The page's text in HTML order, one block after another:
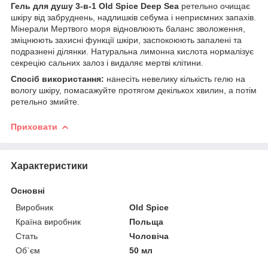
Гель для душу 3-в-1 Old Spice Deep Sea ретельно очищає
шкіру від забруднень, надлишків себума і неприємних запахів.
Мінерали Мертвого моря відновлюють баланс зволоження,
зміцнюють захисні функції шкіри, заспокоюють запалені та
подразнені ділянки. Натуральна лимонна кислота нормалізує
секрецію сальних залоз і видаляє мертві клітини.
Спосіб використання: нанесіть невелику кількість гелю на
вологу шкіру, помасажуйте протягом декількох хвилин, а потім
ретельно змийте.
Приховати
Характеристики
Основні
Виробник
Old Spice
Країна виробник
Польща
Стать
Чоловіча
Об`єм
50 мл